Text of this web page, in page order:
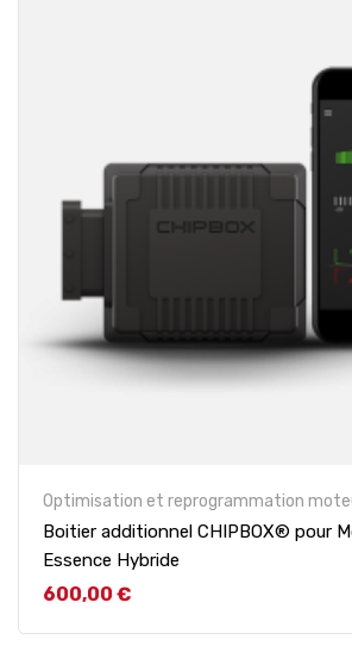
Optimisation et reprogrammation
Boitier additionnel CHIPBOX® pour
Essence Hybride
Prix
600,00 €